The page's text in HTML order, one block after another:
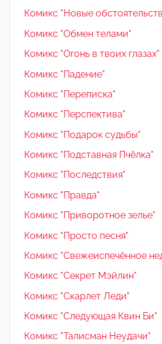
Комикс "Новые
Комикс "Обмен телами"
Комикс "Огонь в твоих глазах"
Комикс "Падение"
Комикс "Переписка"
Комикс "Перспектива"
Комикс "Подарок судьбы"
Комикс "Подставная Пчёлка"
Комикс "Последствия"
Комикс "Правда"
Комикс "Приворотное зелье"
Комикс "Просто песня"
Комикс "Свежеиспечённое
Комикс "Секрет Мэйлин"
Комикс "Скарлет Леди"
Комикс "Следующая Квин Би"
Комикс "Талисман Неудачи"